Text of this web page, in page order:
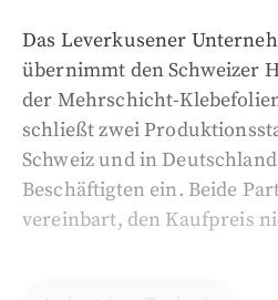
Das Leverkusener
übernimmt den Schweizer
der Mehrschicht-
schließt zwei
Schweiz und in
Beschäftigten ein. Beide
vereinbart, den Kaufpreis